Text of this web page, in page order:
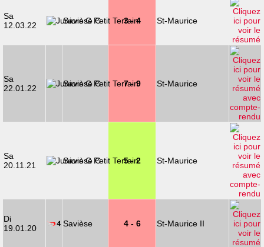
Sa
12.03.22
Savièse C 3 - 4 St-Maurice
Sa
22.01.22
Savièse C 7 - 9 St-Maurice
Sa
20.11.21
Savièse C 5 - 2 St-Maurice
Di
19.01.20
Savièse 4 - 6 St-Maurice II